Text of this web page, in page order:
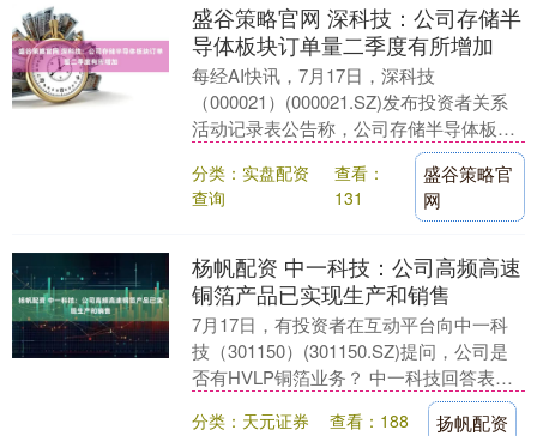
盛谷策略官网 深科技：公司存储半
导体板块订单量二季度有所增加
每经AI快讯，7月17日，深科技
（000021）(000021.SZ)发布投资者关系
活动记录表公告称，公司存储半导体板块
以满足主要客户需求来推进扩产计划，二
季度....
分类：实盘配资
查询
查看：
131
盛谷策略官
网
杨帆配资 中一科技：公司高频高速
铜箔产品已实现生产和销售
7月17日，有投资者在互动平台向中一科
技（301150）(301150.SZ)提问，公司是
否有HVLP铜箔业务？ 中一科技回答表
示，公司高频高速铜箔产品已实现生....
分类：天元证券 查看：188 扬帆配资